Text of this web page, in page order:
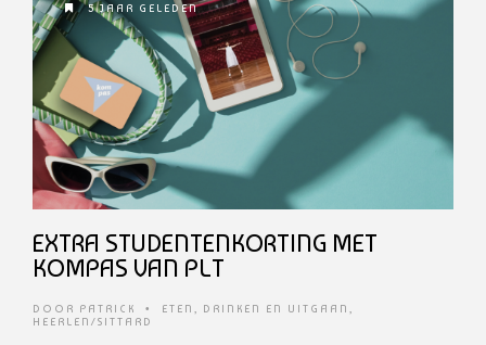
5 JAAR GELEDEN
EXTRA STUDENTENKORTING MET
KOMPAS VAN PLT
DOOR PATRICK • ETEN, DRINKEN EN UITGAAN ,
HEERLEN/SITTARD